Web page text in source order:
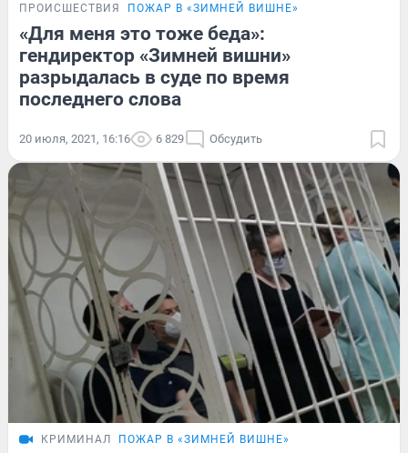
ПРОИСШЕСТВИЯ ПОЖАР В «ЗИМНЕЙ ВИШНЕ»
«Для меня это тоже беда»:
гендиректор «Зимней вишни»
разрыдалась в суде по время
последнего слова
20 июля, 2021, 16:16 6 829 Обсудить
КРИМИНАЛ ПОЖАР В «ЗИМНЕЙ ВИШНЕ»